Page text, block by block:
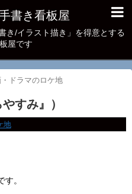
書き看板屋
き/イラスト描き」を得意とする
屋です
・ドラマのロケ地
すみ』）
地
。